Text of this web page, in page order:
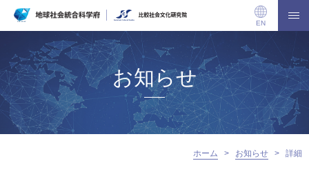
EN
お知らせ
ホーム > お知らせ > 詳細